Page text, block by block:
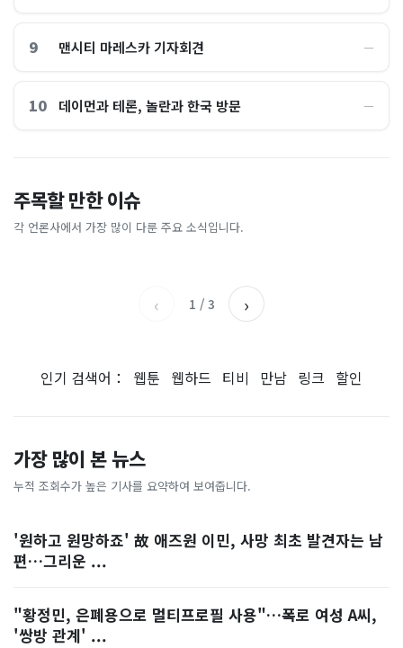
9 맨시티 마레스카 기자회견 ―
10 데이먼과 테론, 놀란과 한국 방문 ―
주목할 만한 이슈
각 언론사에서 가장 많이 다룬 주요 소식입니다.
전국 불타오를 때, 여긴 0.9
도…에어컨 필요없는 韓 이색
피서지중앙일보
는 법 [이슈픽]
KBS
“10% 폭락하자 4조 샀는데,
18% 뛰자 8조 팔았다”…개
서울 최고라고”…사상 첫 기
‹ 1 / 3 ›
인기 검색어： 웹툰 웹하드 티비 만남 링크 할인
가장 많이 본 뉴스
누적 조회수가 높은 기사를 요약하여 보여줍니다.
'원하고 원망하죠' 故 애즈원 이민, 사망 최초 발견자는 남
편…그리운 ...
"황정민, 은폐용으로 멀티프로필 사용"…폭로 여성 A씨,
'쌍방 관계' ...